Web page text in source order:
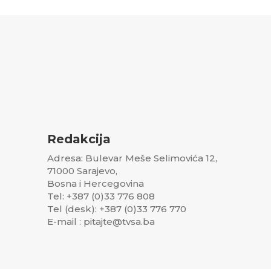
Redakcija
Adresa: Bulevar Meše Selimovića 12,
71000 Sarajevo,
Bosna i Hercegovina
Tel: +387 (0)33 776 808
Tel (desk): +387 (0)33 776 770
E-mail : pitajte@tvsa.ba